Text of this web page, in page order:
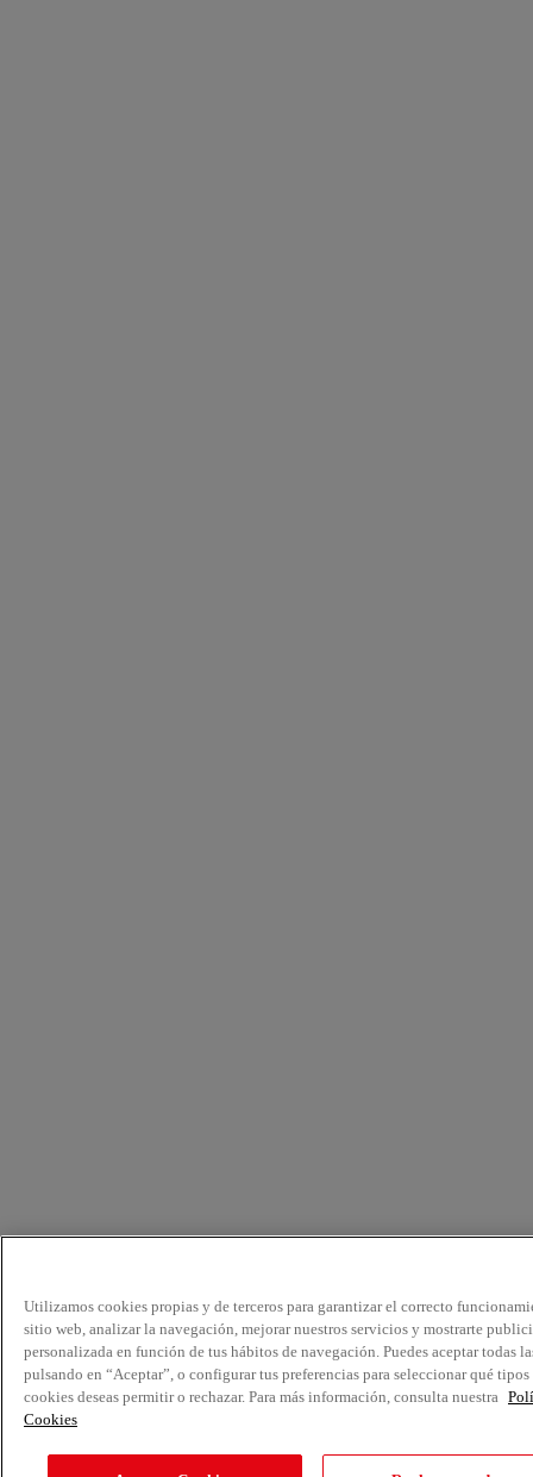
Utilizamos cookies propias y de terceros para garantizar el correcto
sitio web, analizar la navegación, mejorar nuestros servicios y mostrarte
personalizada en función de tus hábitos de navegación. Puedes aceptar todas
pulsando en “Aceptar”, o configurar tus preferencias para seleccionar qué tipos
cookies deseas permitir o rechazar. Para más información, consulta nuestra
Cookies